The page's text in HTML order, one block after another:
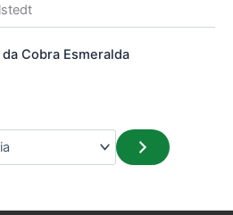
Cobra Esmeralda